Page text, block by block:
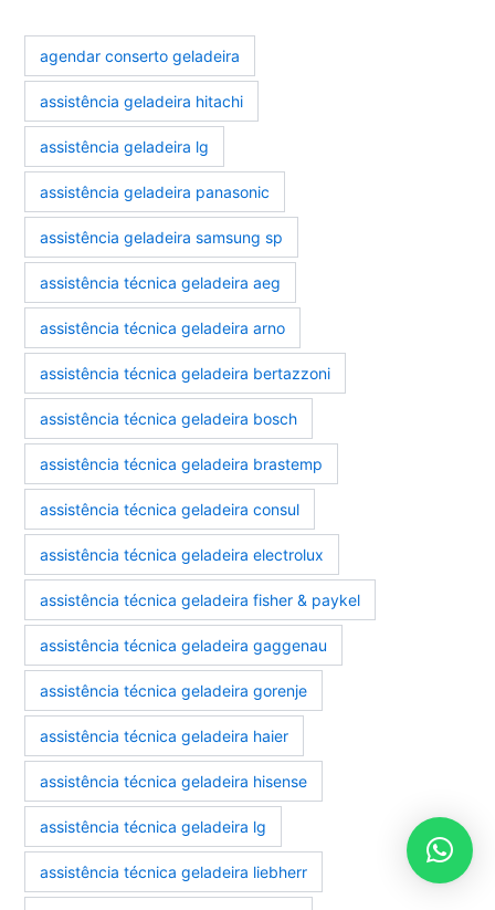
agendar conserto geladeira
assistência geladeira hitachi
assistência geladeira lg
assistência geladeira panasonic
assistência geladeira samsung sp
assistência técnica geladeira aeg
assistência técnica geladeira arno
assistência técnica geladeira bertazzoni
assistência técnica geladeira bosch
assistência técnica geladeira brastemp
assistência técnica geladeira consul
assistência técnica geladeira electrolux
assistência técnica geladeira fisher & paykel
assistência técnica geladeira gaggenau
assistência técnica geladeira gorenje
assistência técnica geladeira haier
assistência técnica geladeira hisense
assistência técnica geladeira lg
assistência técnica geladeira liebherr